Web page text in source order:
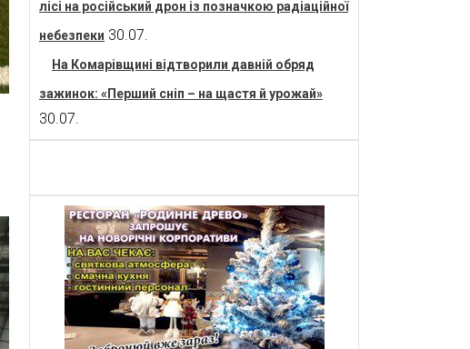
лісі на російський дрон із позначкою радіаційної
небезпеки 30.07.
На Комарівщині відтворили давній обряд
зажинок: «Перший сніп – на щастя й урожай»
30.07.